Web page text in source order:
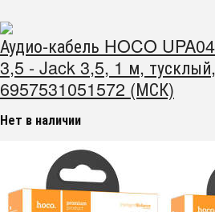
Аудио-кабель HOCO
3,5 - Jack 3,5, 1 м,
6957531051572 (МСК)
Нет в наличии